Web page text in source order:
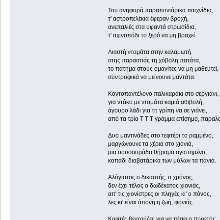
Του ανηφορά παραπονιάρικα παιχνίδια,
τ' αστροπελέκια έφεραν βροχή,
ανεπαλιές στα υφαντά στρωσίδια,
τ' αχινοπόδι το ξερό να μη βραχεί.
Λιαστή ντομάτα στην καλαμωτή.
στης παραστιάς τη χόβολη πατάτα,
το πάτημα στους ομανίτες να μη μαθευτεί,
συντροφικά να μείνουνε μαντάτα.
Κοντοπαντέλονο παλικαράκι στο σεργιάνι,
για ντάκο με ντομάτα καμιά αθιβολή,
άγουρο λάδι για τη γρίπη να σε γιάνει,
από τα τρία Τ Τ Τ γράμμα επίσημο,
Δυο μαντινάδες στο τεφτέρι το ραμμένο,
μαργώνουνε τα χέρια στο χιονιά,
μια σουσουράδα θήραμα αγαπημένο,
κοπάδι διαβατάρικα των μύλων τα πανιά.
Αλύγιστος ο δικαστής, ο χρόνος,
δεν έχει τέλος ο δωδέκατος χιονιάς,
απ' τις χιονίστρες οι πληγές κι' ο πόνος,
λες κι' είναι άπονη η ζωή, φονιάς.